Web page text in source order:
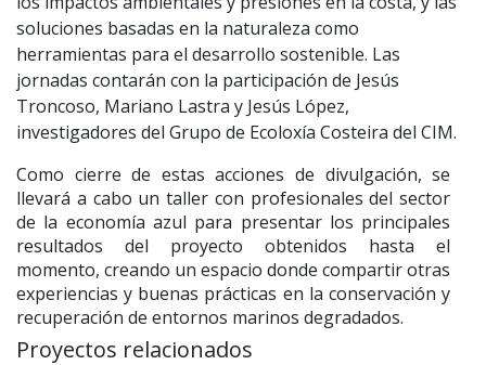
soluciones basadas en la naturaleza como
herramientas para el desarrollo sostenible. Las
jornadas contarán con la participación de Jesús
Troncoso, Mariano Lastra y Jesús López,
investigadores del Grupo de Ecoloxía Costeira del CIM.
Como cierre de estas acciones de divulgación, se
llevará a cabo un taller con profesionales del sector
de la economía azul para presentar los principales
resultados del proyecto obtenidos hasta el
momento, creando un espacio donde compartir otras
experiencias y buenas prácticas en la conservación y
recuperación de entornos marinos degradados.
Proyectos relacionados